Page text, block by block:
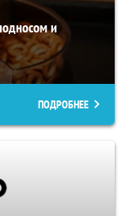
и
ПОДРОБНЕЕ